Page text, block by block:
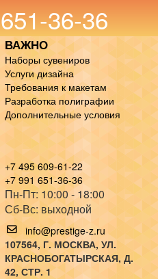
36-36
ВАЖНО
Наборы сувениров
Услуги дизайна
Требования к макетам
Разработка полиграфии
Дополнительные условия
+7 495 609-61-22
+7 991 651-36-36
Пн-Пт: 10:00 - 18:00
Сб-Вс: выходной
info@prestige-z.ru
107564, Г. МОСКВА, УЛ.
КРАСНОБОГАТЫРСКАЯ, Д.
42, СТР. 1